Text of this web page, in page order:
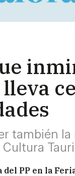
también
PP en la